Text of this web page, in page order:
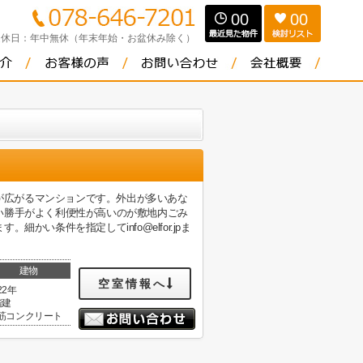
日： 年中無休（年末年始・お盆休み除く）
00 00
がるマンションです。外出が多いあな
手がよく利便性が高いのが敷地内ごみ
。細かい条件を指定してinfo@elfor.jpま
建物
年
建
コンクリート
空室情報へ